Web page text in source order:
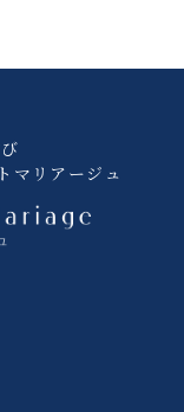
マリアージュ